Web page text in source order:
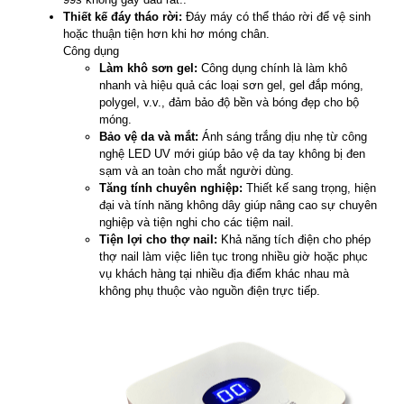
Thiết kế đáy tháo rời: Đáy máy có thể tháo rời để vệ sinh
hoặc thuận tiện hơn khi hơ móng chân.
Công dụng
Làm khô sơn gel: Công dụng chính là làm khô
nhanh và hiệu quả các loại sơn gel, gel đắp móng,
polygel, v.v., đảm bảo độ bền và bóng đẹp cho bộ
móng.
Bảo vệ da và mắt: Ánh sáng trắng dịu nhẹ từ công
nghệ LED UV mới giúp bảo vệ da tay không bị đen
sạm và an toàn cho mắt người dùng.
Tăng tính chuyên nghiệp: Thiết kế sang trọng, hiện
đại và tính năng không dây giúp nâng cao sự chuyên
nghiệp và tiện nghi cho các tiệm nail.
Tiện lợi cho thợ nail: Khả năng tích điện cho phép
thợ nail làm việc liên tục trong nhiều giờ hoặc phục
vụ khách hàng tại nhiều địa điểm khác nhau mà
không phụ thuộc vào nguồn điện trực tiếp.